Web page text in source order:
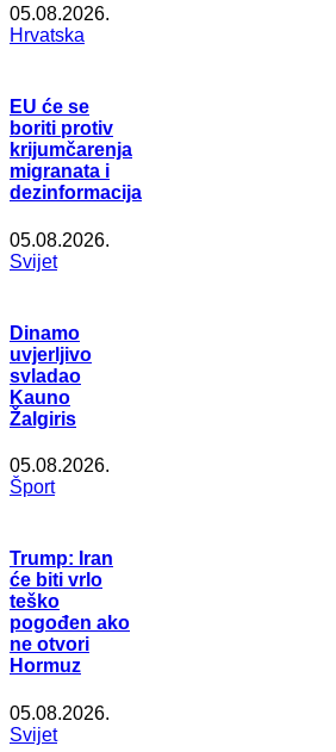
05.08.2026.
Hrvatska
EU će se
boriti protiv
krijumčarenja
migranata i
dezinformacija
05.08.2026.
Svijet
Dinamo
uvjerljivo
svladao
Kauno
Žalgiris
05.08.2026.
Šport
Trump: Iran
će biti vrlo
teško
pogođen ako
ne otvori
Hormuz
05.08.2026.
Svijet